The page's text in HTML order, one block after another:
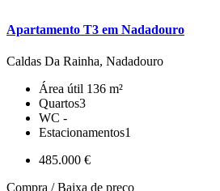
Apartamento T3 em Nadadouro
Caldas Da Rainha, Nadadouro
Área útil 136 m²
Quartos3
WC -
Estacionamentos1
485.000 €
Compra / Baixa de preço